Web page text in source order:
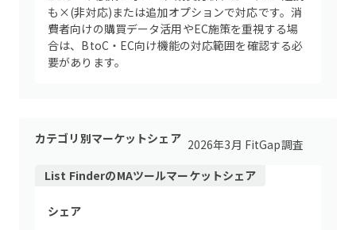
も×(非対応)または追加オプションで対応です。消
費者向けの購買データ活用やEC施策を重視する場
合は、BtoC・EC向け機能の対応範囲を確認する必
要があります。
カテゴリ別マーケットシェア 2026年3月 FitGap調査
List FinderのMAツールマーケットシェア
シェア